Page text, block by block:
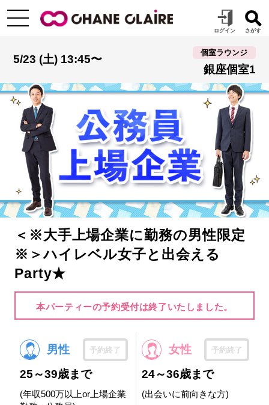
5/23 (土) 13:45〜
個室ラウンジ
銀座個室1
＜※大手上場企業に勤務の男性限定
※＞ハイレベル女子と出会える
Party★
本パーティーの予約受付は終了いたしました。
男性 予約終了
25～39歳まで
(年収500万以上or上場企業
女性 予約終了
24～36歳まで
(出会いに前向きな方)